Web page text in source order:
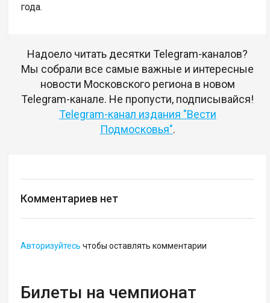
года.
Надоело читать десятки Telegram-каналов?
Мы собрали все самые важные и интересные
новости Московского региона в новом
Telegram-канале. Не пропусти, подписывайся!
Telegram-канал издания "Вести
Подмосковья".
Комментариев нет
Авторизуйтесь чтобы оставлять комментарии
Билеты на чемпионат